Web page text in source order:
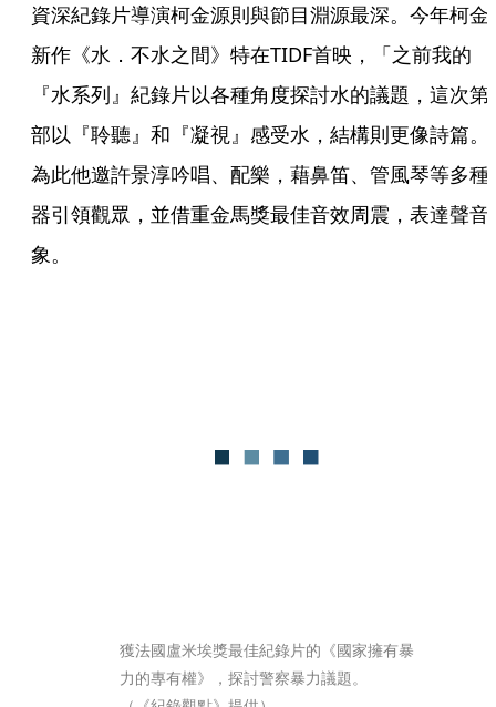
資深紀錄片導演柯金源則與節目淵源最深。今年柯金
新作《水．不水之間》特在TIDF首映，「之前我的
『水系列』紀錄片以各種角度探討水的議題，這次第
部以『聆聽』和『凝視』感受水，結構則更像詩篇。
為此他邀許景淳吟唱、配樂，藉鼻笛、管風琴等多種
器引領觀眾，並借重金馬獎最佳音效周震，表達聲音
象。
獲法國盧米埃獎最佳紀錄片的《國家擁有暴
力的專有權》，探討警察暴力議題。